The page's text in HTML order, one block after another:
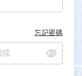
忘記密碼